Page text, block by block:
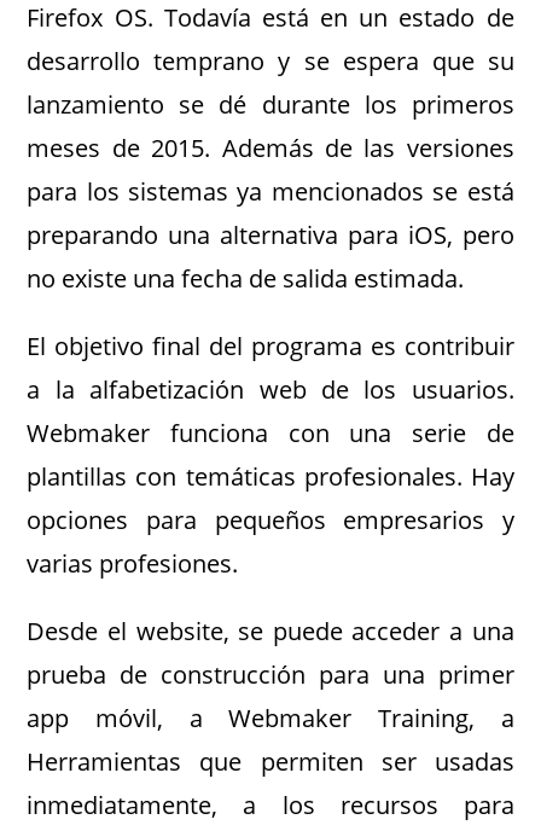
Firefox OS. Todavía está en un estado de
desarrollo temprano y se espera que su
lanzamiento se dé durante los primeros
meses de 2015. Además de las versiones
para los sistemas ya mencionados se está
preparando una alternativa para iOS, pero
no existe una fecha de salida estimada.
El objetivo final del programa es contribuir
a la alfabetización web de los usuarios.
Webmaker funciona con una serie de
plantillas con temáticas profesionales. Hay
opciones para pequeños empresarios y
varias profesiones.
Desde el website, se puede acceder a una
prueba de construcción para una primer
app móvil, a Webmaker Training, a
Herramientas que permiten ser usadas
inmediatamente, a los recursos para